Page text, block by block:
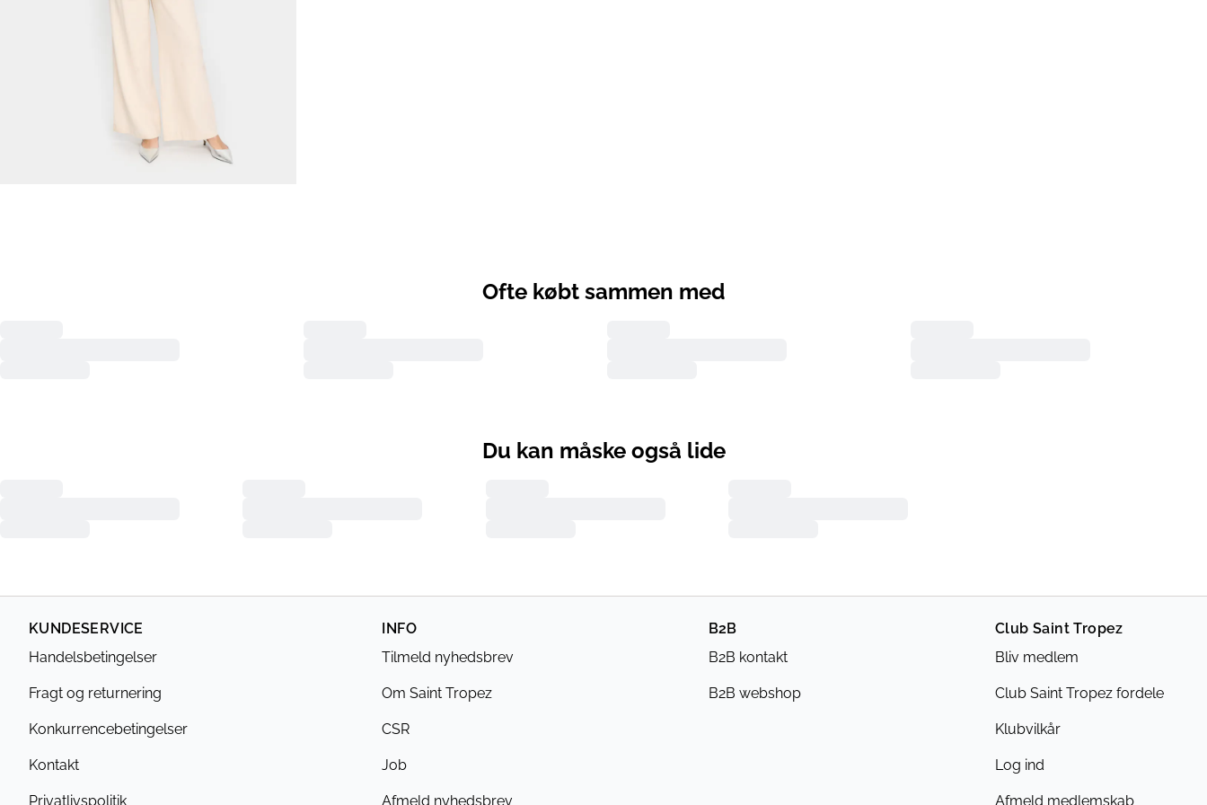
Ofte købt sammen med
Du kan måske også lide
KUNDESERVICE
Handelsbetingelser
Fragt og returnering
Konkurrencebetingelser
Kontakt
Privatlivspolitik
INFO
Tilmeld nyhedsbrev
Om Saint Tropez
CSR
Job
Afmeld nyhedsbrev
B2B
B2B kontakt
B2B webshop
Club Saint Tropez
Bliv medlem
Club Saint Tropez fordele
Klubvilkår
Log ind
Afmeld medlemskab